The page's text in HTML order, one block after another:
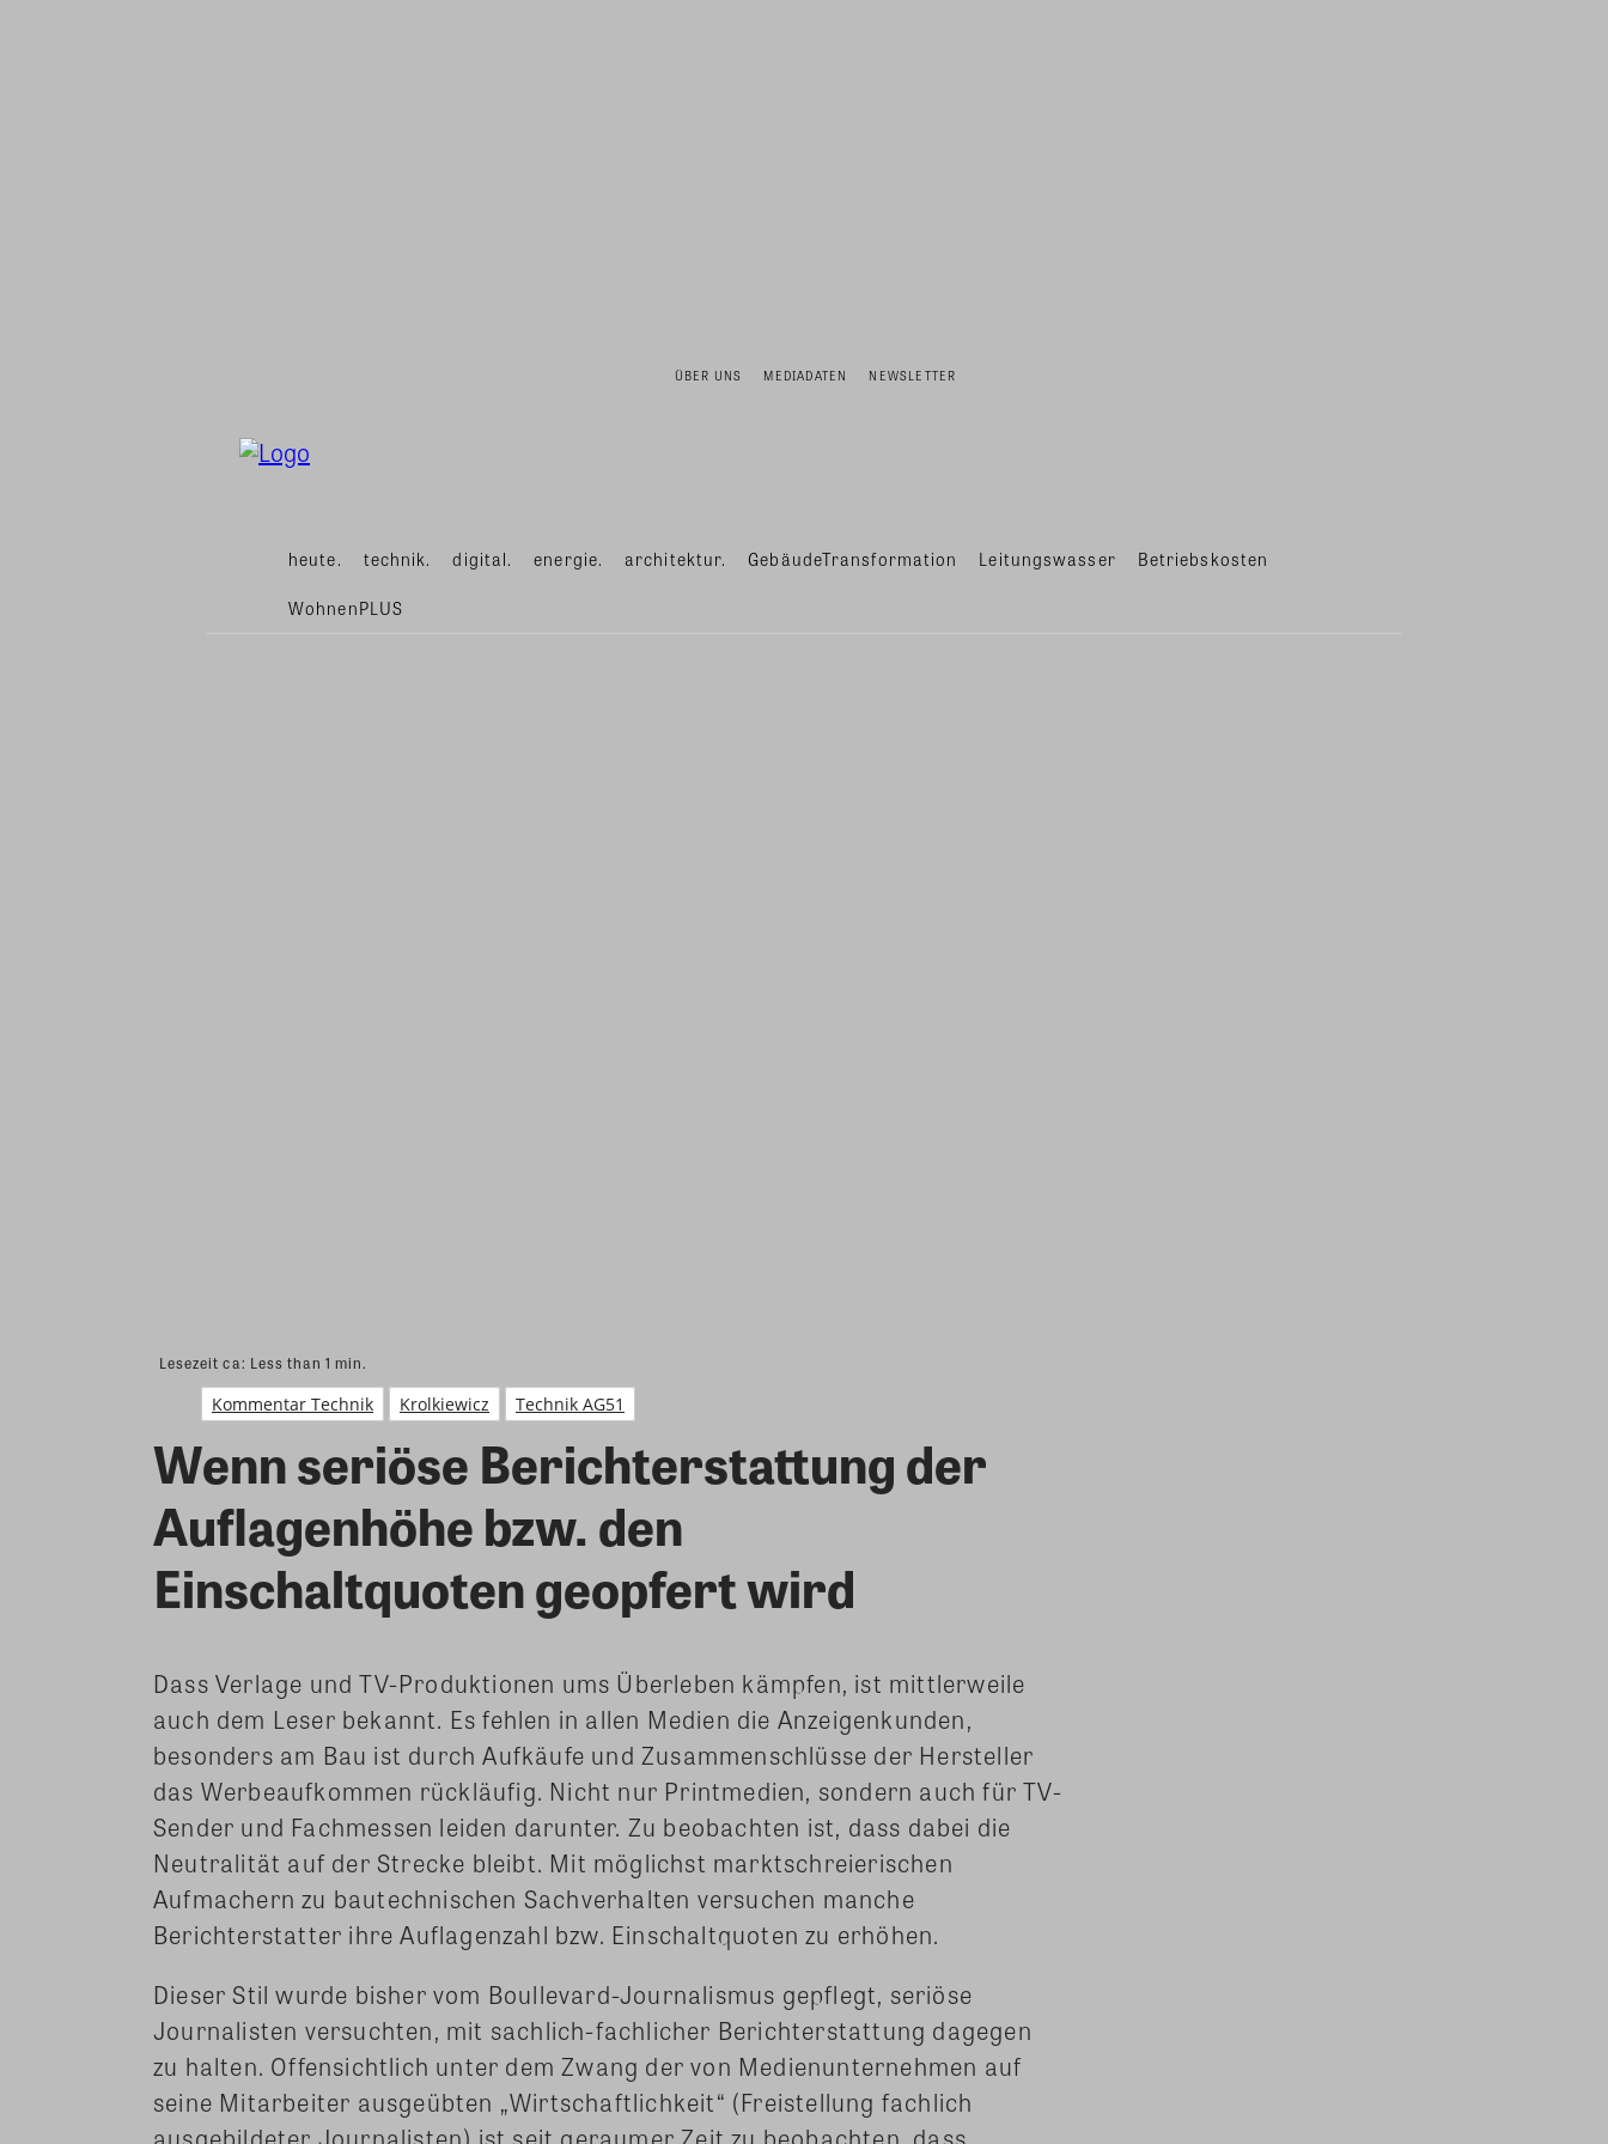
ÜBER UNS MEDIADATEN NEWSLETTER
heute. technik. digital. energie. architektur. GebäudeTransformation Leitungswasser Betriebskosten
WohnenPLUS
Lesezeit ca: Less than 1 min.
Kommentar Technik Krolkiewicz Technik AG51
Wenn seriöse Berichterstattung der
Auflagenhöhe bzw. den
Einschaltquoten geopfert wird
Dass Verlage und TV-Produktionen ums Überleben kämpfen, ist mittlerweile
auch dem Leser bekannt. Es fehlen in allen Medien die Anzeigenkunden,
besonders am Bau ist durch Aufkäufe und Zusammenschlüsse der Hersteller
das Werbeaufkommen rückläufig. Nicht nur Printmedien, sondern auch für TV-
Sender und Fachmessen leiden darunter. Zu beobachten ist, dass dabei die
Neutralität auf der Strecke bleibt. Mit möglichst marktschreierischen
Aufmachern zu bautechnischen Sachverhalten versuchen manche
Berichterstatter ihre Auflagenzahl bzw. Einschaltquoten zu erhöhen.
Dieser Stil wurde bisher vom Boullevard-Journalismus gepflegt, seriöse
Journalisten versuchten, mit sachlich-fachlicher Berichterstattung dagegen
zu halten. Offensichtlich unter dem Zwang der von Medienunternehmen auf
seine Mitarbeiter ausgeübten „Wirtschaftlichkeit“ (Freistellung fachlich